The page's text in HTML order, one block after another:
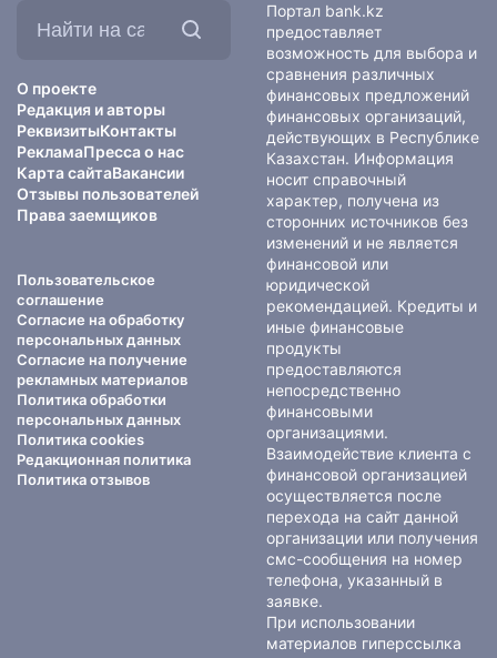
О проекте
Редакция и авторы
РеквизитыКонтакты
РекламаПресса о нас
Карта сайтаВакансии
Отзывы пользователей
Права заемщиков
Пользовательское
соглашение
Согласие на обработку
персональных данных
Согласие на получение
рекламных материалов
Политика обработки
персональных данных
Политика cookies
Редакционная политика
Политика отзывов
Портал bank.kz
предоставляет
возможность для выбора и
сравнения различных
финансовых предложений
финансовых организаций,
действующих в Республике
Казахстан. Информация
носит справочный
характер, получена из
сторонних источников без
изменений и не является
финансовой или
юридической
рекомендацией. Кредиты и
иные финансовые
продукты
предоставляются
непосредственно
финансовыми
организациями.
Взаимодействие клиента с
финансовой организацией
осуществляется после
перехода на сайт данной
организации или получения
смс-сообщения на номер
телефона, указанный в
заявке.
При использовании
материалов гиперссылка